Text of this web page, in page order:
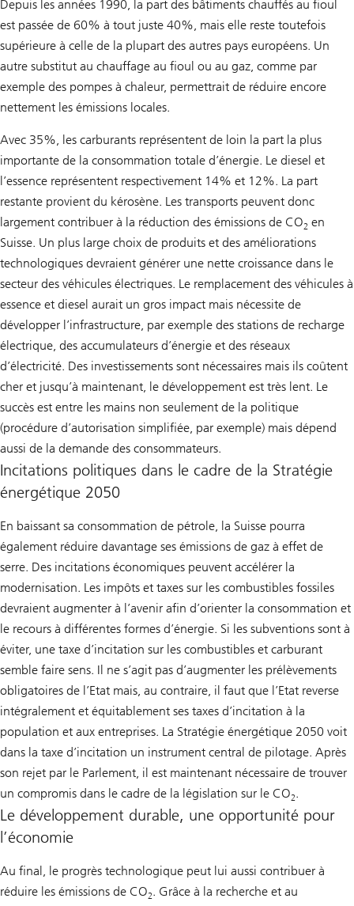
Depuis les années 1990, la part des bâtiments chauffés au fioul
est passée de 60% à tout juste 40%, mais elle reste toutefois
supérieure à celle de la plupart des autres pays européens. Un
autre substitut au chauffage au fioul ou au gaz, comme par
exemple des pompes à chaleur, permettrait de réduire encore
nettement les émissions locales.
Avec 35%, les carburants représentent de loin la part la plus
importante de la consommation totale d’énergie. Le diesel et
l’essence représentent respectivement 14% et 12%. La part
restante provient du kérosène. Les transports peuvent donc
largement contribuer à la réduction des émissions de CO2 en
Suisse. Un plus large choix de produits et des améliorations
technologiques devraient générer une nette croissance dans le
secteur des véhicules électriques. Le remplacement des véhicules à
essence et diesel aurait un gros impact mais nécessite de
développer l’infrastructure, par exemple des stations de recharge
électrique, des accumulateurs d’énergie et des réseaux
d’électricité. Des investissements sont nécessaires mais ils coûtent
cher et jusqu’à maintenant, le développement est très lent. Le
succès est entre les mains non seulement de la politique
(procédure d’autorisation simplifiée, par exemple) mais dépend
aussi de la demande des consommateurs.
Incitations politiques dans le cadre de la Stratégie
énergétique 2050
En baissant sa consommation de pétrole, la Suisse pourra
également réduire davantage ses émissions de gaz à effet de
serre. Des incitations économiques peuvent accélérer la
modernisation. Les impôts et taxes sur les combustibles fossiles
devraient augmenter à l’avenir afin d’orienter la consommation et
le recours à différentes formes d’énergie. Si les subventions sont à
éviter, une taxe d’incitation sur les combustibles et carburant
semble faire sens. Il ne s’agit pas d’augmenter les prélèvements
obligatoires de l’Etat mais, au contraire, il faut que l’Etat reverse
intégralement et équitablement ses taxes d’incitation à la
population et aux entreprises. La Stratégie énergétique 2050 voit
dans la taxe d’incitation un instrument central de pilotage. Après
son rejet par le Parlement, il est maintenant nécessaire de trouver
un compromis dans le cadre de la législation sur le CO2.
Le développement durable, une opportunité pour
l’économie
Au final, le progrès technologique peut lui aussi contribuer à
réduire les émissions de CO2. Grâce à la recherche et au